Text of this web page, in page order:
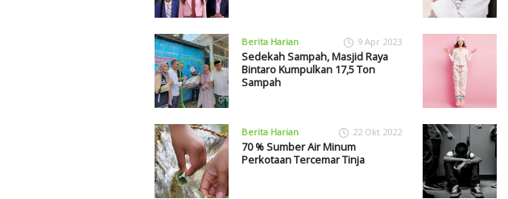
Berita Harian 9 Apr 2023
Sedekah Sampah, Masjid Raya
Bintaro Kumpulkan 17,5 Ton
Sampah
Berita Harian 22 Okt 2022
70 % Sumber Air Minum
Perkotaan Tercemar Tinja